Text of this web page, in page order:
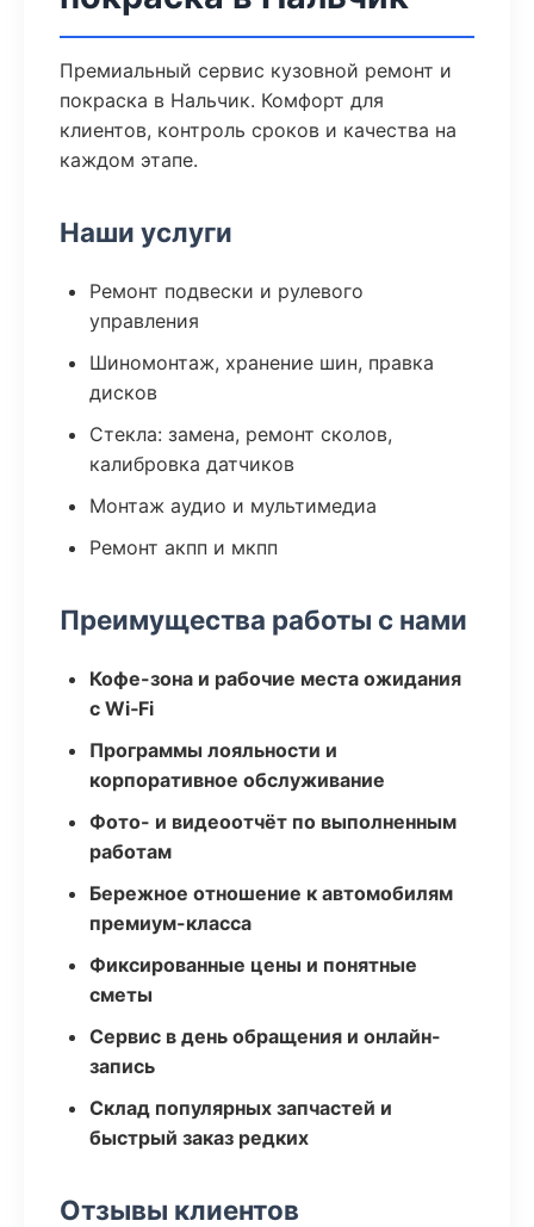
Премиальный сервис кузовной ремонт и
покраска в Нальчик. Комфорт для
клиентов, контроль сроков и качества на
каждом этапе.
Наши услуги
Ремонт подвески и рулевого
управления
Шиномонтаж, хранение шин, правка
дисков
Стекла: замена, ремонт сколов,
калибровка датчиков
Монтаж аудио и мультимедиа
Ремонт акпп и мкпп
Преимущества работы с нами
Кофе-зона и рабочие места ожидания
с Wi‑Fi
Программы лояльности и
корпоративное обслуживание
Фото- и видеоотчёт по выполненным
работам
Бережное отношение к автомобилям
премиум-класса
Фиксированные цены и понятные
сметы
Сервис в день обращения и онлайн-
запись
Склад популярных запчастей и
быстрый заказ редких
Отзывы клиентов